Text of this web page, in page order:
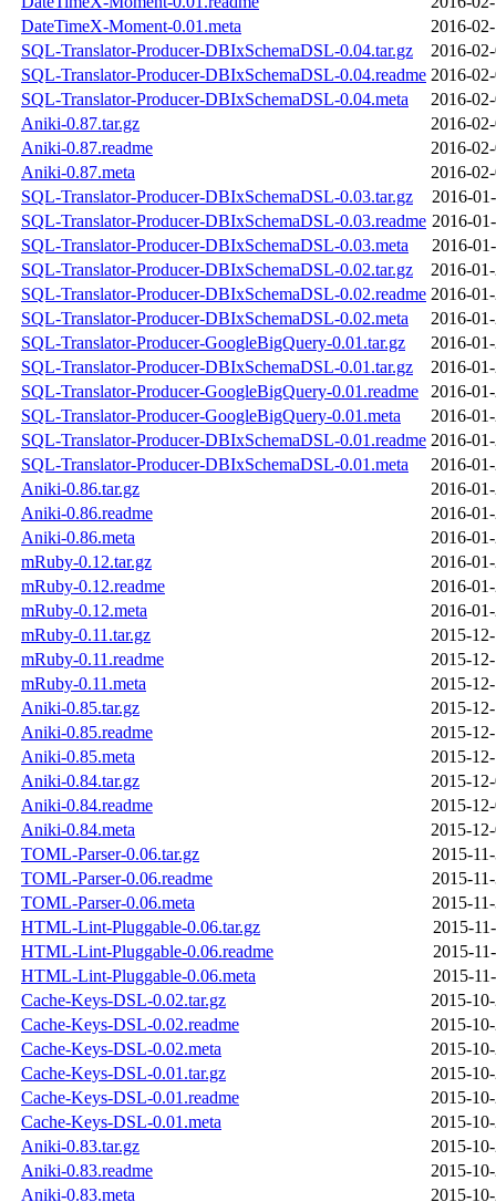
DateTimeX-Moment-0.01.meta
2016-
SQL-Translator-Producer-DBIxSchemaDSL-0.04.tar.gz
2016-
SQL-Translator-Producer-DBIxSchemaDSL-0.04.readme 2016-
SQL-Translator-Producer-DBIxSchemaDSL-0.04.meta
2016-
Aniki-0.87.tar.gz
2016-
Aniki-0.87.readme
2016-
Aniki-0.87.meta
2016-
SQL-Translator-Producer-DBIxSchemaDSL-0.03.tar.gz
2016-
SQL-Translator-Producer-DBIxSchemaDSL-0.03.readme 2016-
SQL-Translator-Producer-DBIxSchemaDSL-0.03.meta
2016-
SQL-Translator-Producer-DBIxSchemaDSL-0.02.tar.gz
2016-
SQL-Translator-Producer-DBIxSchemaDSL-0.02.readme 2016-
SQL-Translator-Producer-DBIxSchemaDSL-0.02.meta
2016-
SQL-Translator-Producer-GoogleBigQuery-0.01.tar.gz
2016-
SQL-Translator-Producer-DBIxSchemaDSL-0.01.tar.gz
2016-
SQL-Translator-Producer-GoogleBigQuery-0.01.readme
2016-
SQL-Translator-Producer-GoogleBigQuery-0.01.meta
2016-
SQL-Translator-Producer-DBIxSchemaDSL-0.01.readme 2016-
SQL-Translator-Producer-DBIxSchemaDSL-0.01.meta
2016-
Aniki-0.86.tar.gz
2016-
Aniki-0.86.readme
2016-
Aniki-0.86.meta
2016-
mRuby-0.12.tar.gz
2016-
mRuby-0.12.readme
2016-
mRuby-0.12.meta
2016-
mRuby-0.11.tar.gz
2015-
mRuby-0.11.readme
2015-
mRuby-0.11.meta
2015-
Aniki-0.85.tar.gz
2015-
Aniki-0.85.readme
2015-
Aniki-0.85.meta
2015-
Aniki-0.84.tar.gz
2015-
Aniki-0.84.readme
2015-
Aniki-0.84.meta
2015-
TOML-Parser-0.06.tar.gz
2015-
TOML-Parser-0.06.readme
2015-
TOML-Parser-0.06.meta
2015-
HTML-Lint-Pluggable-0.06.tar.gz
2015-
HTML-Lint-Pluggable-0.06.readme
2015-
HTML-Lint-Pluggable-0.06.meta
2015-
Cache-Keys-DSL-0.02.tar.gz
2015-
Cache-Keys-DSL-0.02.readme
2015-
Cache-Keys-DSL-0.02.meta
2015-
Cache-Keys-DSL-0.01.tar.gz
2015-
Cache-Keys-DSL-0.01.readme
2015-
Cache-Keys-DSL-0.01.meta
2015-
Aniki-0.83.tar.gz
2015-
Aniki-0.83.readme
2015-
Aniki-0.83.meta
2015-